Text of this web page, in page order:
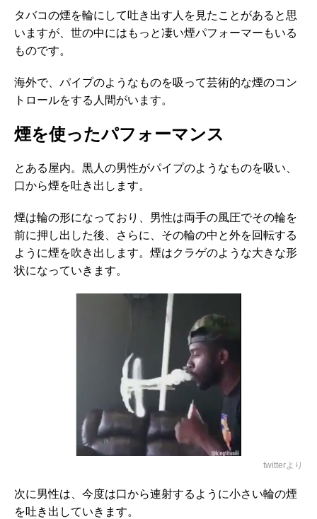
タバコの煙を輪にして吐き出す人を見たことがあると思
いますが、世の中にはもっと凄い煙パフォーマーもいる
ものです。
海外で、パイプのようなものを吸って芸術的な煙のコン
トロールをする人間がいます。
煙を使ったパフォーマンス
とある屋内。黒人の男性がパイプのようなものを吸い、
口から煙を吐き出します。
煙は輪の形になっており、男性は両手の風圧でその輪を
前に押し出した後、さらに、その輪の中と外を回転する
ように煙を吹き出します。煙はクラゲのような大きな形
状になっていきます。
twitterより
次に男性は、今度は口から連射するように小さい輪の煙
を吐き出していきます。